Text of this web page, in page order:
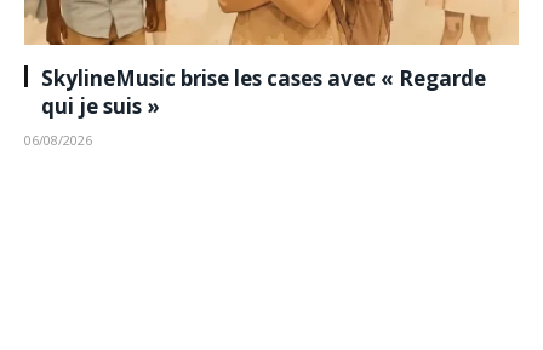
SkylineMusic brise les cases avec « Regarde
qui je suis »
06/08/2026